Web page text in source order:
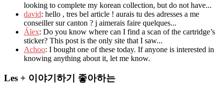
looking to complete my korean collection, but do not have...
david: hello , tres bel article ! aurais tu des adresses a me
conseiller sur canton ? j aimerais faire quelques...
Álex: Do you know where can I find a scan of the cartridge’s
sticker? This post is the only site that I saw...
Achoo: I bought one of these today. If anyone is interested in
knowing anything about it, let me know.
Les + 이야기하기 좋아하는